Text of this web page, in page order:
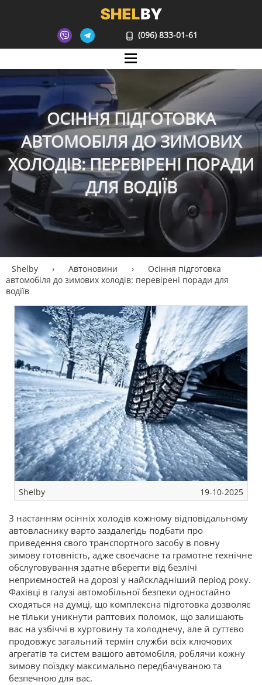
(096) 833-01-61
Mane
ОСІННЯ ПІДГОТОВКА
АВТОМОБІЛЯ ДО ЗИМОВИХ
ХОЛОДІВ: ПЕРЕВІРЕНІ ПОРАДИ
ДЛЯ ВОДІЇВ
Shelby › Автоновини ›
Осіння підготовка
автомобіля до зимових холодів: перевірені поради для
водіїв
Shelby 19-10-2025
З настанням осінніх холодів кожному відповідальному
автовласнику варто заздалегідь подбати про
приведення свого транспортного засобу в повну
зимову готовність, адже своєчасне та грамотне технічне
обслуговування здатне вберегти від безлічі
неприємностей на дорозі у найскладніший період року.
Фахівці в галузі автомобільної безпеки одностайно
сходяться на думці, що комплексна підготовка дозволяє
не тільки уникнути раптових поломок, що залишають
вас на узбіччі в хуртовину та холоднечу, але й суттєво
продовжує загальний термін служби всіх ключових
агрегатів та систем вашого автомобіля, роблячи кожну
зимову поїздку максимально передбачуваною та
безпечною для вас.